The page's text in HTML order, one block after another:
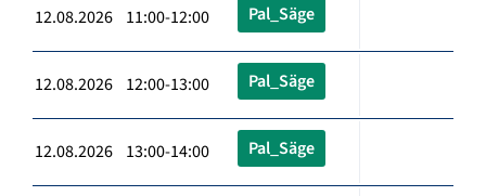
12.08.2026 11:00-12:00 Pal_Säge
12.08.2026 12:00-13:00 Pal_Säge
12.08.2026 13:00-14:00 Pal_Säge